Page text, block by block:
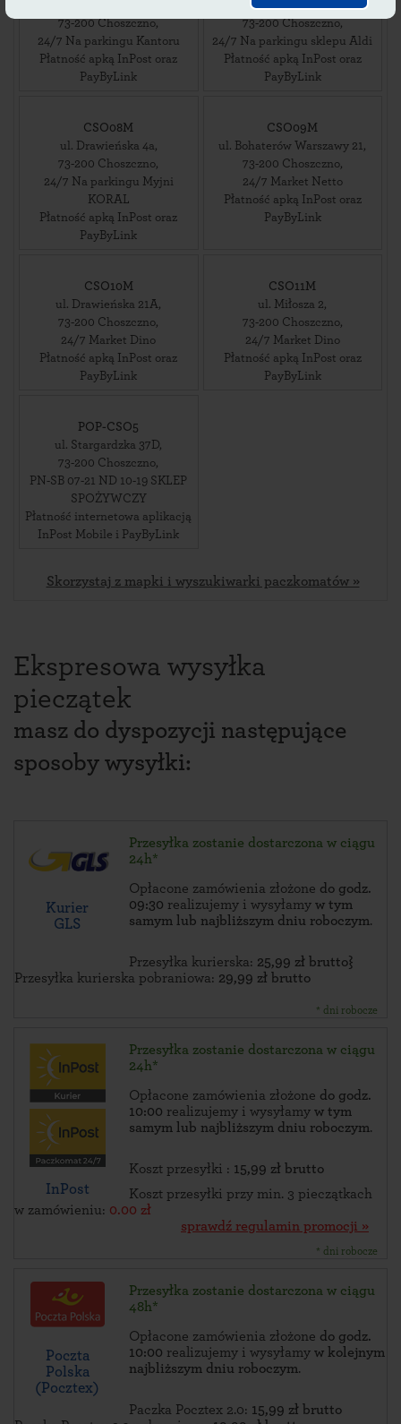
73-200 Choszczno,
24/7 Na parkingu Kantoru
Płatność apką InPost oraz
PayByLink
ul. Wolności 37,
73-200 Choszczno,
24/7 Na parkingu sklepu Aldi
Płatność apką InPost oraz
PayByLink
CSO08M
ul. Drawieńska 4a,
73-200 Choszczno,
24/7 Na parkingu Myjni
KORAL
Płatność apką InPost oraz
PayByLink
CSO09M
ul. Bohaterów Warszawy 21,
73-200 Choszczno,
24/7 Market Netto
Płatność apką InPost oraz
PayByLink
CSO10M
ul. Drawieńska 21A,
73-200 Choszczno,
24/7 Market Dino
Płatność apką InPost oraz
PayByLink
CSO11M
ul. Miłosza 2,
73-200 Choszczno,
24/7 Market Dino
Płatność apką InPost oraz
PayByLink
POP-CSO5
ul. Stargardzka 37D,
73-200 Choszczno,
PN-SB 07-21 ND 10-19 SKLEP
SPOŻYWCZY
Płatność internetowa aplikacją
InPost Mobile i PayByLink
Skorzystaj z mapki i wyszukiwarki paczkomatów »
Ekspresowa wysyłka
pieczątek
masz do dyspozycji następujące
sposoby wysyłki:
Kurier
GLS
Przesyłka zostanie dostarczona w ciągu
24h*
Opłacone zamówienia złożone do godz.
09:30 realizujemy i wysyłamy w tym
samym lub najbliższym dniu roboczym.
Przesyłka kurierska: 25,99 zł brutto}
Przesyłka kurierska pobraniowa: 29,99 zł brutto
* dni robocze
InPost
Przesyłka zostanie dostarczona w ciągu
24h*
Opłacone zamówienia złożone do godz.
10:00 realizujemy i wysyłamy w tym
samym lub najbliższym dniu roboczym.
Koszt przesyłki : 15,99 zł brutto
Koszt przesyłki przy min. 3 pieczątkach
w zamówieniu: 0.00 zł
sprawdź regulamin promocji »
* dni robocze
Poczta
Polska
(Pocztex)
Przesyłka zostanie dostarczona w ciągu
48h*
Opłacone zamówienia złożone do godz.
10:00 realizujemy i wysyłamy w kolejnym
najbliższym dniu roboczym.
Paczka Pocztex 2.0: 15,99 zł brutto